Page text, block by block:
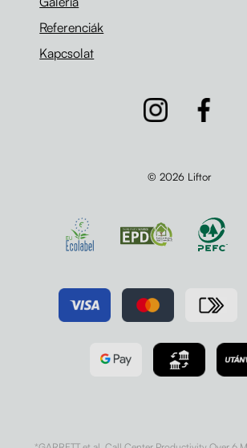
Referenciák
Kapcsolat
© 2026 Liftor